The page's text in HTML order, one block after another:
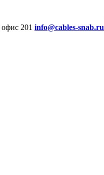
201 info@cables-snab.ru